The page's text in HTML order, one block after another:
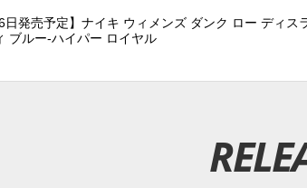
日発売予定】ナイキ ウィメンズ ダンク ロー ディス
ブルー-ハイパー ロイヤル